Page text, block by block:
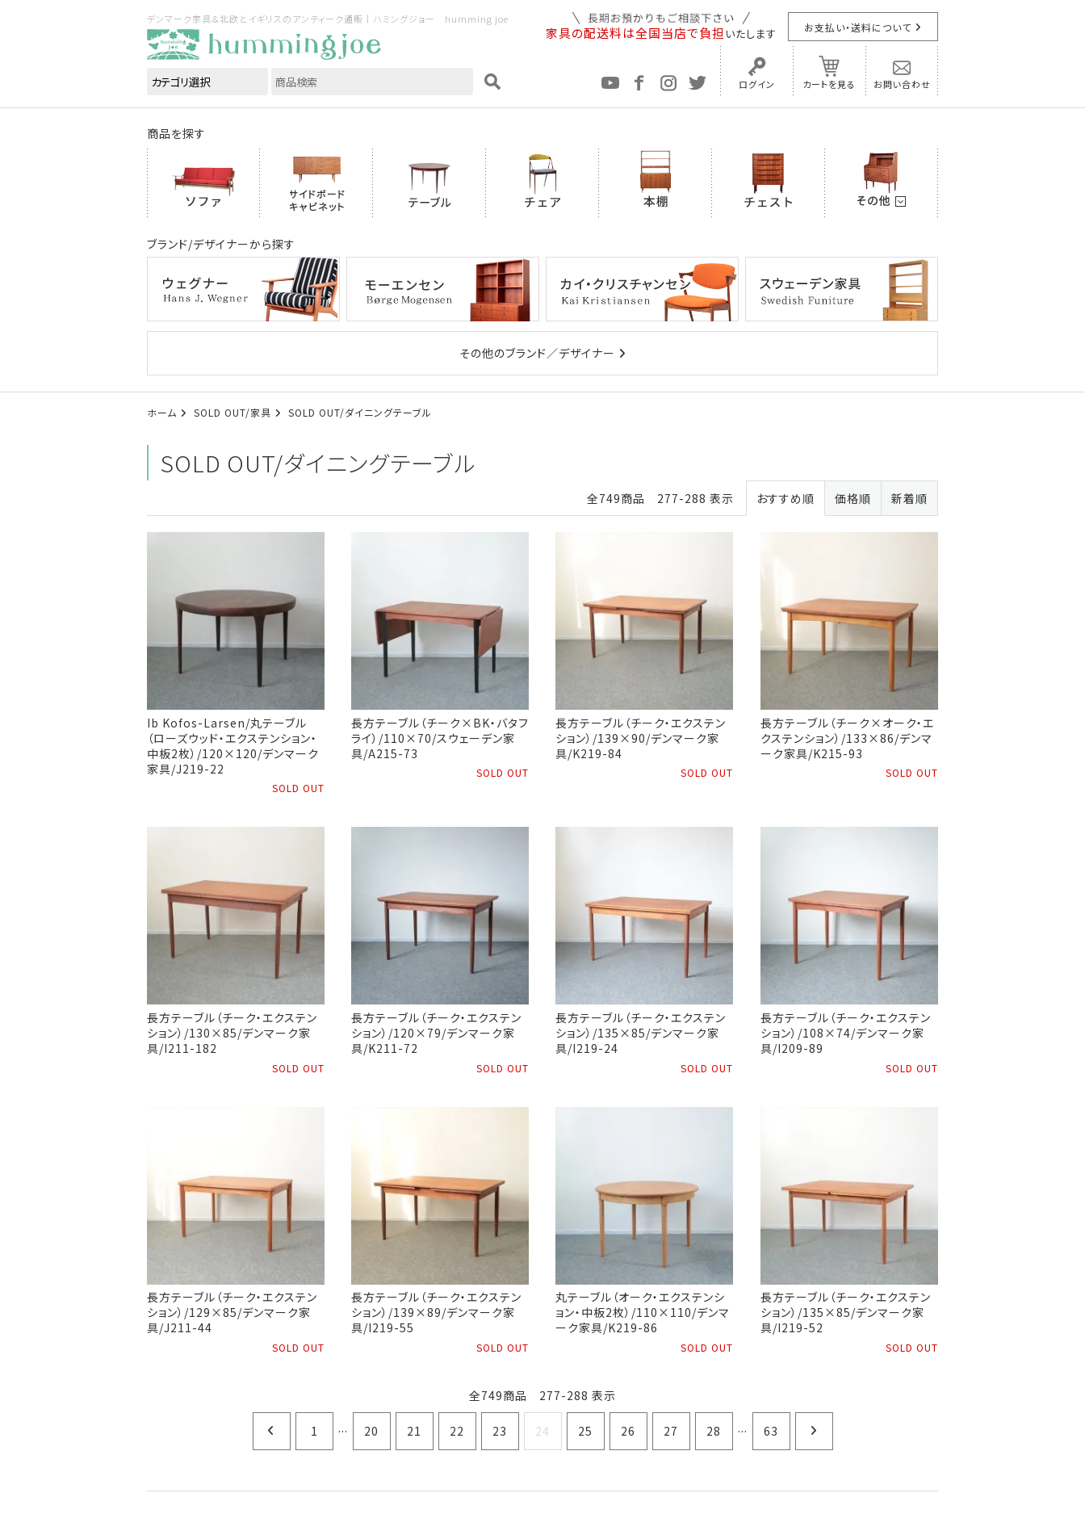
デンマーク家具＆北欧とイギリスのアンティーク通販｜ハミングジョー humming joe
家具の配送料は全国当店で負担 いたします お支払い・送料について
ログイン カートを見る お問い合わせ
商品を探す
ブランド/デザイナーから探す
その他のブランド／デザイナー
ホーム SOLD OUT/家具 SOLD OUT/ダイニングテーブル
SOLD OUT/ダイニングテーブル
全749商品 277-288 表示 おすすめ順 価格順 新着順
Ib Kofos-Larsen/丸テーブル
（ローズウッド・エクステンション・
中板2枚）/120×120/デンマーク
家具/J219-22
SOLD OUT
長方テーブル（チーク×BK・バタフ
ライ）/110×70/スウェーデン家
具/A215-73
SOLD OUT
長方テーブル（チーク・エクステン
ション）/139×90/デンマーク家
具/K219-84
SOLD OUT
長方テーブル（チーク×オーク・エ
クステンション）/133×86/デンマ
ーク家具/K215-93
SOLD OUT
長方テーブル（チーク・エクステン
ション）/130×85/デンマーク家
具/I211-182
SOLD OUT
長方テーブル（チーク・エクステン
ション）/120×79/デンマーク家
具/K211-72
SOLD OUT
長方テーブル（チーク・エクステン
ション）/135×85/デンマーク家
具/I219-24
SOLD OUT
長方テーブル（チーク・エクステン
ション）/108×74/デンマーク家
具/I209-89
SOLD OUT
長方テーブル（チーク・エクステン
ション）/129×85/デンマーク家
具/J211-44
SOLD OUT
長方テーブル（チーク・エクステン
ション）/139×89/デンマーク家
具/I219-55
SOLD OUT
丸テーブル（オーク・エクステンシ
ョン・中板2枚）/110×110/デンマ
ーク家具/K219-86
SOLD OUT
長方テーブル（チーク・エクステン
ション）/135×85/デンマーク家
具/I219-52
SOLD OUT
全749商品 277-288 表示
1 ... 20 21 22 23 24 25 26 27 28 ... 63